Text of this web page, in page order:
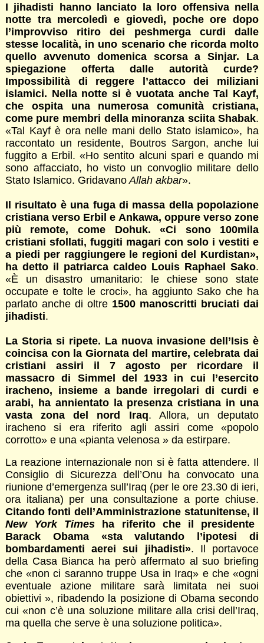
I jihadisti hanno lanciato la loro offensiva nella
notte tra mercoledì e giovedì, poche ore dopo
l’improvviso ritiro dei peshmerga curdi dalle
stesse località, in uno scenario che ricorda molto
quello avvenuto domenica scorsa a Sinjar. La
spiegazione offerta dalle autorità curde?
Impossibilità di reggere l’attacco dei miliziani
islamici. Nella notte si è vuotata anche Tal Kayf,
che ospita una numerosa comunità cristiana,
come pure membri della minoranza sciita Shabak.
«Tal Kayf è ora nelle mani dello Stato islamico», ha
raccontato un residente, Boutros Sargon, anche lui
fuggito a Erbil. «Ho sentito alcuni spari e quando mi
sono affacciato, ho visto un convoglio militare dello
Stato Islamico. GridavanoAllah akbar».
Il risultato è una fuga di massa della popolazione
cristiana verso Erbil e Ankawa, oppure verso zone
più remote, come Dohuk. «Ci sono 100mila
cristiani sfollati, fuggiti magari con solo i vestiti e
a piedi per raggiungere le regioni del Kurdistan»,
ha detto il patriarca caldeo Louis Raphael Sako.
«È un disastro umanitario: le chiese sono state
occupate e tolte le croci», ha aggiunto Sako che ha
parlato anche di oltre 1500 manoscritti bruciati dai
jihadisti.
La Storia si ripete. La nuova invasione dell’Isis è
coincisa con la Giornata del martire, celebrata dai
cristiani assiri il 7 agosto per ricordare il
massacro di Simmel del 1933 in cui l’esercito
iracheno, insieme a bande irregolari di curdi e
arabi, ha annientato la presenza cristiana in una
vasta zona del nord Iraq. Allora, un deputato
iracheno si era riferito agli assiri come «popolo
corrotto» e una «pianta velenosa » da estirpare.
La reazione internazionale non si è fatta attendere. Il
Consiglio di Sicurezza dell’Onu ha convocato una
riunione d’emergenza sull’Iraq (per le ore 23.30 di ieri,
ora italiana) per una consultazione a porte chiuse.
Citando fonti dell’Amministrazione statunitense, il
New York Times
ha riferito che il presidente
Barack Obama «sta valutando l’ipotesi di
bombardamenti aerei sui jihadisti». Il portavoce
della Casa Bianca ha però affermato al suo briefing
che «non ci saranno truppe Usa in Iraq» e che «ogni
eventuale azione militare sarà limitata nei suoi
obiettivi », ribadendo la posizione di Obama secondo
cui «non c’è una soluzione militare alla crisi dell’Iraq,
ma quella che serve è una soluzione politica».